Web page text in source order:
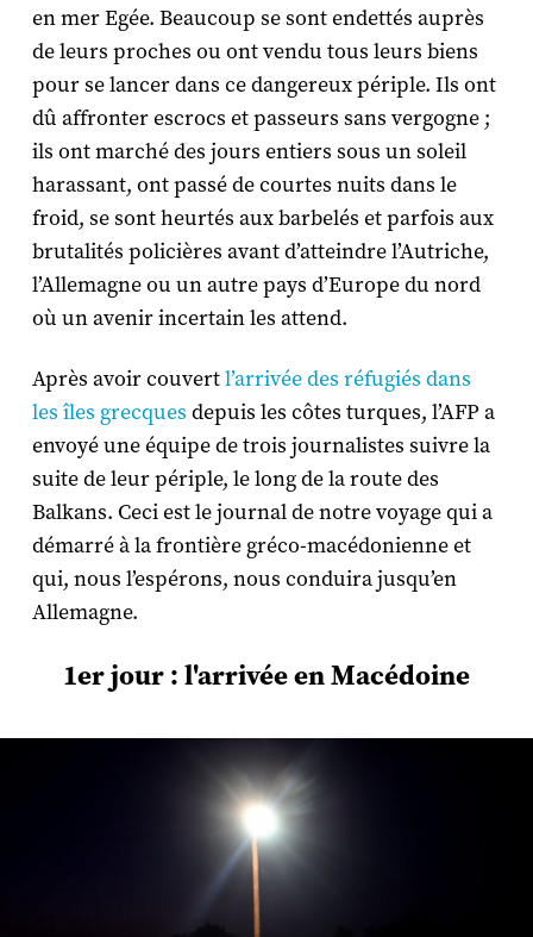
en mer Egée. Beaucoup se sont endettés auprès
de leurs proches ou ont vendu tous leurs biens
pour se lancer dans ce dangereux périple. Ils ont
dû affronter escrocs et passeurs sans vergogne ;
ils ont marché des jours entiers sous un soleil
harassant, ont passé de courtes nuits dans le
froid, se sont heurtés aux barbelés et parfois aux
brutalités policières avant d’atteindre l’Autriche,
l’Allemagne ou un autre pays d’Europe du nord
où un avenir incertain les attend.
Après avoir couvertl’arrivée des réfugiés dans
les îles grecques depuis les côtes turques, l’AFP a
envoyé une équipe de trois journalistes suivre la
suite de leur périple, le long de la route des
Balkans. Ceci est le journal de notre voyage qui a
démarré à la frontière gréco-macédonienne et
qui, nous l’espérons, nous conduira jusqu’en
Allemagne.
1er jour : l'arrivée en Macédoine